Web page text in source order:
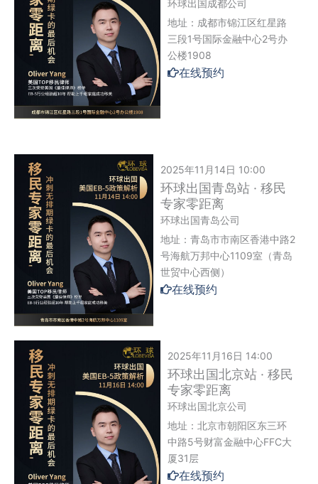
环球出国成都公司
地址：成都市锦江区红星路
三段1号国际金融中心2号办
公楼1908
在线预约
2025年11月14日 10:00
环球出国青岛站 · 移民
专家零距离
环球出国青岛公司
地址：青岛市市南区香港中路2
号海航万邦中心1109室（青岛
世贸中心西侧）
在线预约
2025年11月16日 14:00
环球出国北京站 · 移民
专家零距离
环球出国北京公司
地址：北京市朝阳区东三环
中路5号财富金融中心FFC大
厦31层
在线预约